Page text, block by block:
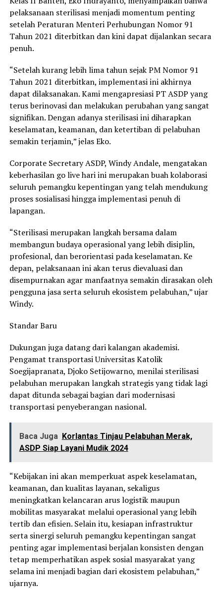
pelaksanaan sterilisasi menjadi momentum penting
setelah Peraturan Menteri Perhubungan Nomor 91
Tahun 2021 diterbitkan dan kini dapat dijalankan secara
penuh.
“Setelah kurang lebih lima tahun sejak PM Nomor 91
Tahun 2021 diterbitkan, implementasi ini akhirnya
dapat dilaksanakan. Kami mengapresiasi PT ASDP yang
terus berinovasi dan melakukan perubahan yang sangat
signifikan. Dengan adanya sterilisasi ini diharapkan
keselamatan, keamanan, dan ketertiban di pelabuhan
semakin terjamin,” jelas Eko.
Corporate Secretary ASDP, Windy Andale, mengatakan
keberhasilan go live hari ini merupakan buah kolaborasi
seluruh pemangku kepentingan yang telah mendukung
proses sosialisasi hingga implementasi penuh di
lapangan.
“Sterilisasi merupakan langkah bersama dalam
membangun budaya operasional yang lebih disiplin,
profesional, dan berorientasi pada keselamatan. Ke
depan, pelaksanaan ini akan terus dievaluasi dan
disempurnakan agar manfaatnya semakin dirasakan oleh
pengguna jasa serta seluruh ekosistem pelabuhan,” ujar
Windy.
Standar Baru
Dukungan juga datang dari kalangan akademisi.
Pengamat transportasi Universitas Katolik
Soegijapranata, Djoko Setijowarno, menilai sterilisasi
pelabuhan merupakan langkah strategis yang tidak lagi
dapat ditunda sebagai bagian dari modernisasi
transportasi penyeberangan nasional.
Baca Juga Korlantas Tinjau Pelabuhan Merak,
ASDP Siap Layani Mudik 2024
“Kebijakan ini akan memperkuat aspek keselamatan,
keamanan, dan kualitas layanan, sekaligus
meningkatkan kelancaran arus logistik maupun
mobilitas masyarakat melalui operasional yang lebih
tertib dan efisien. Selain itu, kesiapan infrastruktur
serta sinergi seluruh pemangku kepentingan sangat
penting agar implementasi berjalan konsisten dengan
tetap memperhatikan aspek sosial masyarakat yang
selama ini menjadi bagian dari ekosistem pelabuhan,”
ujarnya.